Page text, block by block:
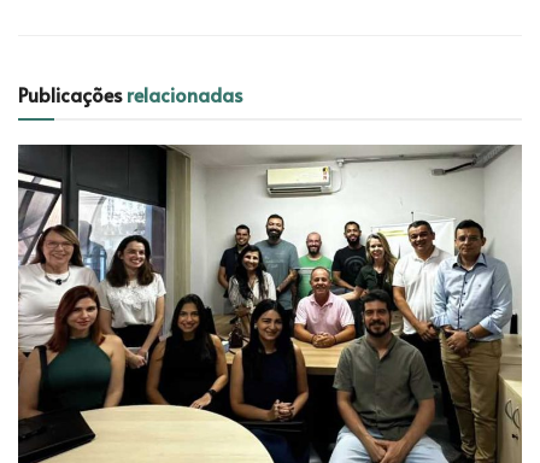
Publicaçõesrelacionadas